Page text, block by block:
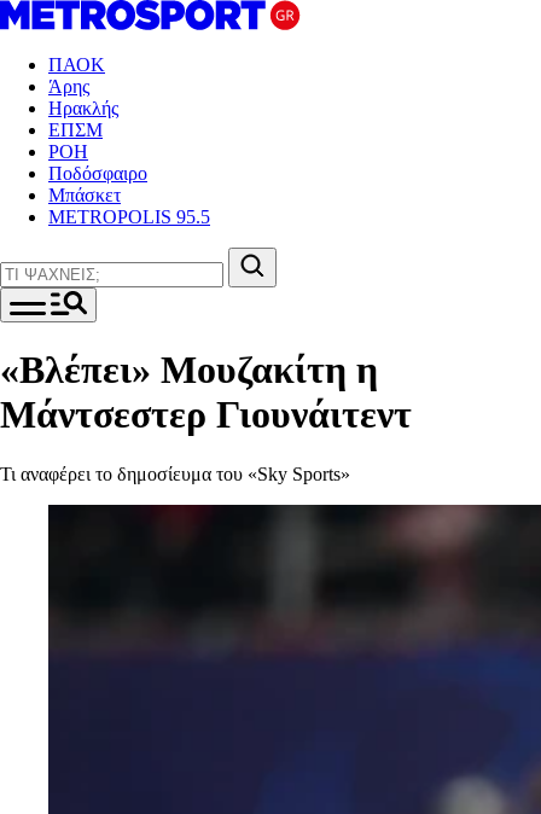
ΠΑΟΚ
Άρης
Ηρακλής
ΕΠΣΜ
ΡΟΗ
Ποδόσφαιρο
Μπάσκετ
METROPOLIS 95.5
«Βλέπει» Μουζακίτη η
Μάντσεστερ Γιουνάιτεντ
Τι αναφέρει το δημοσίευμα του «Sky Sports»